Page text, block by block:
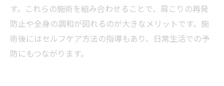
す。これらの施術を組み合わせることで、肩こりの再発
防止や全身の調和が図れるのが大きなメリットです。施
術後にはセルフケア方法の指導もあり、日常生活での予
防にもつながります。